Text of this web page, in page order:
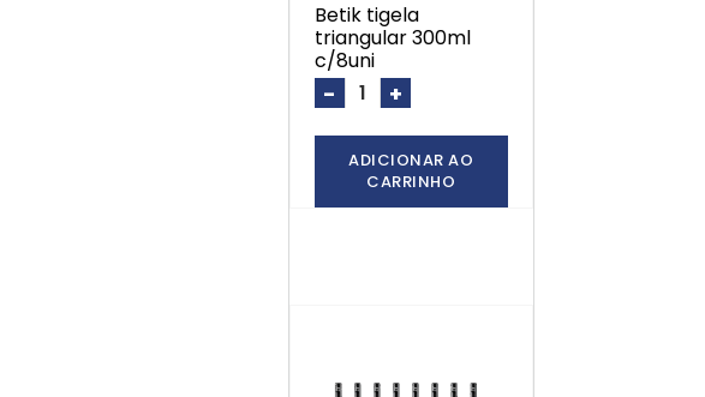
betik tigela
triangular 300ml
c/8uni
- +
ADICIONAR AO
CARRINHO